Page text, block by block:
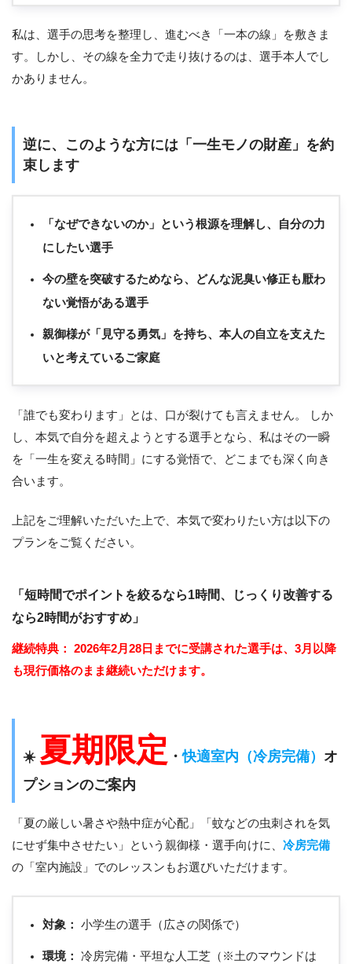
私は、選手の思考を整理し、進むべき「一本の線」を敷きま
す。しかし、その線を全力で走り抜けるのは、選手本人でし
かありません。
逆に、このような方には「一生モノの財産」を約
束します
「なぜできないのか」という根源を理解し、自分の力
にしたい選手
今の壁を突破するためなら、どんな泥臭い修正も厭わ
ない覚悟がある選手
親御様が「見守る勇気」を持ち、本人の自立を支えた
いと考えているご家庭
「誰でも変わります」とは、口が裂けても言えません。 しか
し、本気で自分を超えようとする選手となら、私はその一瞬
を「一生を変える時間」にする覚悟で、どこまでも深く向き
合います。
上記をご理解いただいた上で、本気で変わりたい方は以下の
プランをご覧ください。
「短時間でポイントを絞るなら1時間、じっくり改善する
なら2時間がおすすめ」
継続特典：
2026年2月28日までに受講された選手は、3月以降
も現行価格のまま継続いただけます。
☀️ 夏期限定 ・快適室内（冷房完備） オ
プションのご案内
「夏の厳しい暑さや熱中症が心配」「蚊などの虫刺されを気
にせず集中させたい」という親御様・選手向けに、 冷房完備
の「室内施設」でのレッスンもお選びいただけます。
対象： 小学生の選手（広さの関係で）
環境：
冷房完備・平坦な人工芝（※土のマウンドは